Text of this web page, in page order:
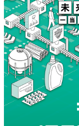
JAPAN PACK 2023 特集
特集・デジタル印刷 ～ 新
案内
発刊案内
JFPI印
運営
会社案内
購読
お問い合わせ